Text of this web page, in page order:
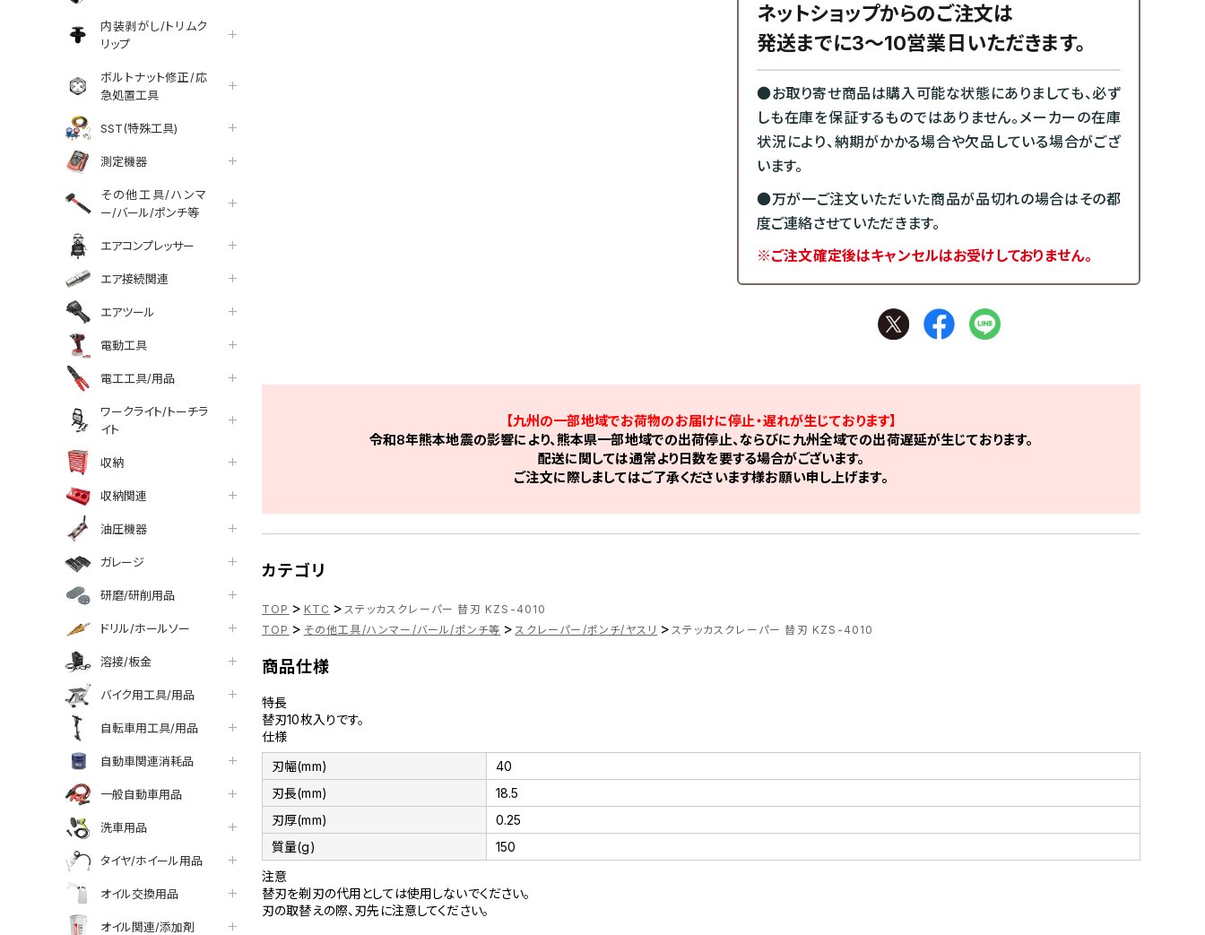
内装剥がし/トリムク
リップ
ボルトナット修正/応
急処置工具
SST(特殊工具)
測定機器
その他工具/ハンマ
ー/バール/ポンチ等
エアコンプレッサー
エア接続関連
エアツール
電動工具
電工工具/用品
ワークライト/トーチラ
イト
収納
収納関連
油圧機器
ガレージ
研磨/研削用品
ドリル/ホールソー
溶接/板金
バイク用工具/用品
自転車用工具/用品
自動車関連消耗品
一般自動車用品
洗車用品
タイヤ/ホイール用品
オイル交換用品
オイル関連/添加剤
ネットショップからのご注文は
発送までに3～10営業日いただきます。
●お取り寄せ商品は購入可能な状態にありましても、必ず
しも在庫を保証するものではありません。メーカーの在庫
状況により、納期がかかる場合や欠品している場合がござ
います。
●万が一ご注文いただいた商品が品切れの場合はその都
度ご連絡させていただきます。
※ご注文確定後はキャンセルはお受けしておりません。
facebook
line
【九州の一部地域でお荷物のお届けに停止・遅れが生じております】
令和8年熊本地震の影響により、熊本県一部地域での出荷停止、ならびに九州全域での出荷遅延が生じております。
配送に関しては通常より日数を要する場合がございます。
ご注文に際しましてはご了承くださいます様お願い申し上げます。
カテゴリ
TOP > KTC > ステッカスクレーパー 替刃 KZS-4010
TOP > その他工具/ハンマー/バール/ポンチ等 > スクレーパー/ポンチ/ヤスリ > ステッカスクレーパー 替刃 KZS-4010
商品仕様
特長
替刃10枚入りです。
仕様
刃幅(mm)
40
刃長(mm)
18.5
刃厚(mm)
0.25
質量(g)
150
注意
替刃を剃刃の代用としては使用しないでください。
刃の取替えの際、刃先に注意してください。